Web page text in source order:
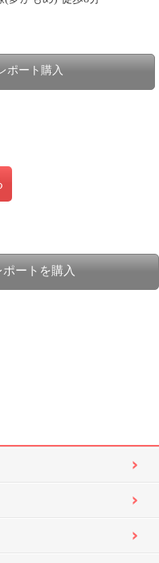
ポート購入
ートを購入